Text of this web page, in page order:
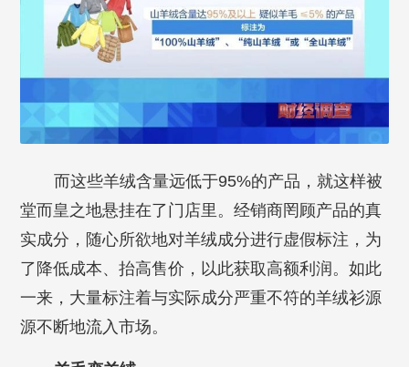
而这些羊绒含量远低于95%的产品，就这样被
堂而皇之地悬挂在了门店里。经销商罔顾产品的真
实成分，随心所欲地对羊绒成分进行虚假标注，为
了降低成本、抬高售价，以此获取高额利润。如此
一来，大量标注着与实际成分严重不符的羊绒衫源
源不断地流入市场。